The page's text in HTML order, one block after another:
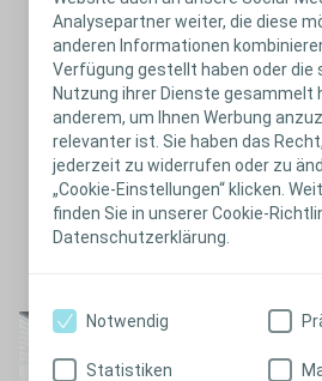
Analysepartner weiter, die diese
anderen Informationen
Verfügung gestellt haben oder die
Nutzung ihrer Dienste gesammelt
anderem, um Ihnen Werbung
relevanter ist. Sie haben das
jederzeit zu widerrufen oder zu
„Cookie-Einstellungen“ klicken.
finden Sie in unserer Cookie-
Datenschutzerklärung.
Notwendig
Statistiken
Video ansehen